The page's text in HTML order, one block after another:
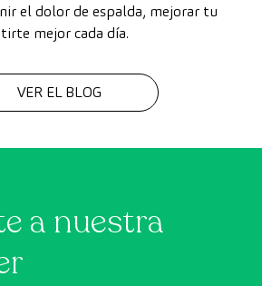
el dolor de espalda, mejorar tu
mejor cada día.
VER EL BLOG
a nuestra